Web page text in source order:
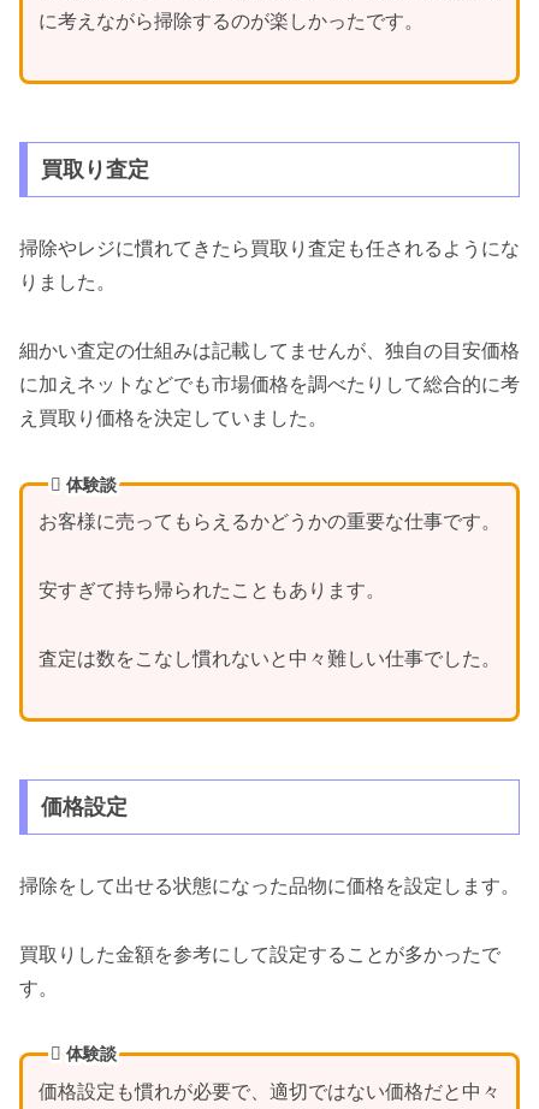
に考えながら掃除するのが楽しかったです。
買取り査定
掃除やレジに慣れてきたら買取り査定も任されるようにな
りました。
細かい査定の仕組みは記載してませんが、独自の目安価格
に加えネットなどでも市場価格を調べたりして総合的に考
え買取り価格を決定していました。
体験談
お客様に売ってもらえるかどうかの重要な仕事です。
安すぎて持ち帰られたこともあります。
査定は数をこなし慣れないと中々難しい仕事でした。
価格設定
掃除をして出せる状態になった品物に価格を設定します。
買取りした金額を参考にして設定することが多かったで
す。
体験談
価格設定も慣れが必要で、適切ではない価格だと中々